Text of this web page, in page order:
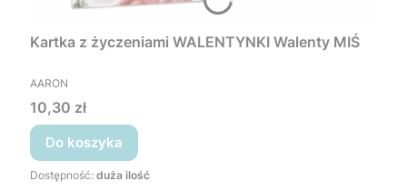
Kartka z życzeniami WALENTYNKI Walenty MIŚ
PRODUCENT
AARON
Cena
10,30 zł
Do koszyka
Dostępność: duża ilość